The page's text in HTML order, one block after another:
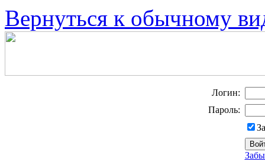
Вернуться к обычному
Логин:
Пароль: